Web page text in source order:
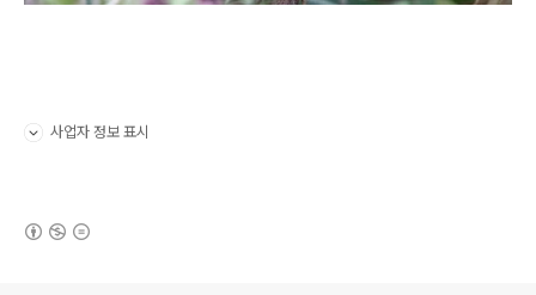
사업자 정보 표시